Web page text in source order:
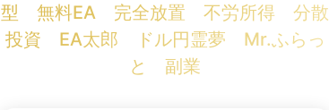
型 無料EA 完全放置 不労所得 分散
投資 EA太郎 ドル円霊夢 Mr.ふらっ
と 副業